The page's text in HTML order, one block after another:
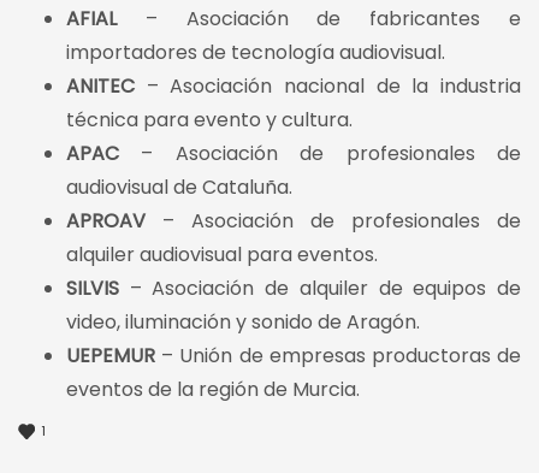
AFIAL– Asociación de fabricantes e
importadores de tecnología audiovisual.
ANITEC – Asociación nacional de la industria
técnica para evento y cultura.
APAC – Asociación de profesionales de
audiovisual de Cataluña.
APROAV – Asociación de profesionales de
alquiler audiovisual para eventos.
SILVIS – Asociación de alquiler de equipos de
video, iluminación y sonido de Aragón.
UEPEMUR – Unión de empresas productoras de
eventos de la región de Murcia.
1